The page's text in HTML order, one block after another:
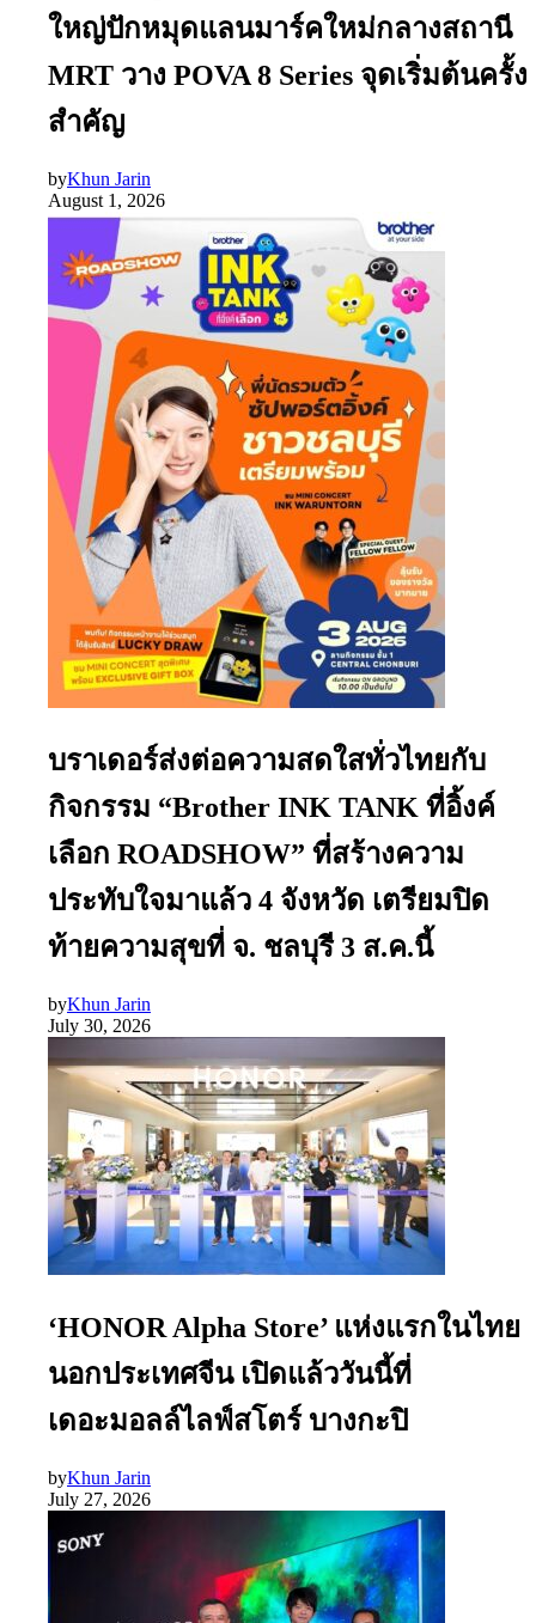
ใหญ่ปักหมุดแลนมาร์คใหม่กลางสถานี
MRT วาง POVA 8 Series จุดเริ่มต้นครั้ง
สำคัญ
byKhun Jarin
August 1, 2026
บราเดอร์ส่งต่อความสดใสทั่วไทยกับ
กิจกรรม “Brother INK TANK ที่อิ้งค์
เลือก ROADSHOW” ที่สร้างความ
ประทับใจมาแล้ว 4 จังหวัด เตรียมปิด
ท้ายความสุขที่ จ. ชลบุรี 3 ส.ค.นี้
byKhun Jarin
July 30, 2026
‘HONOR Alpha Store’ แห่งแรกในไทย
นอกประเทศจีน เปิดแล้ววันนี้ที่
เดอะมอลล์ไลฟ์สโตร์ บางกะปิ
byKhun Jarin
July 27, 2026